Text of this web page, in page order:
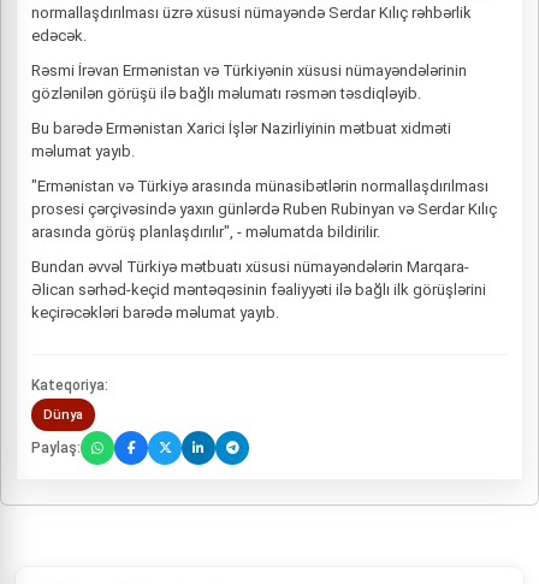
normallaşdırılması üzrə xüsusi nümayəndə Serdar Kılıç rəhbərlik
edəcək.
Rəsmi İrəvan Ermənistan və Türkiyənin xüsusi nümayəndələrinin
gözlənilən görüşü ilə bağlı məlumatı rəsmən təsdiqləyib.
Bu barədə Ermənistan Xarici İşlər Nazirliyinin mətbuat xidməti
məlumat yayıb.
"Ermənistan və Türkiyə arasında münasibətlərin normallaşdırılması
prosesi çərçivəsində yaxın günlərdə Ruben Rubinyan və Serdar Kılıç
arasında görüş planlaşdırılır", - məlumatda bildirilir.
Bundan əvvəl Türkiyə mətbuatı xüsusi nümayəndələrin Marqara-
Əlican sərhəd-keçid məntəqəsinin fəaliyyəti ilə bağlı ilk görüşlərini
keçirəcəkləri barədə məlumat yayıb.
Kateqoriya:
Dünya
Paylaş: